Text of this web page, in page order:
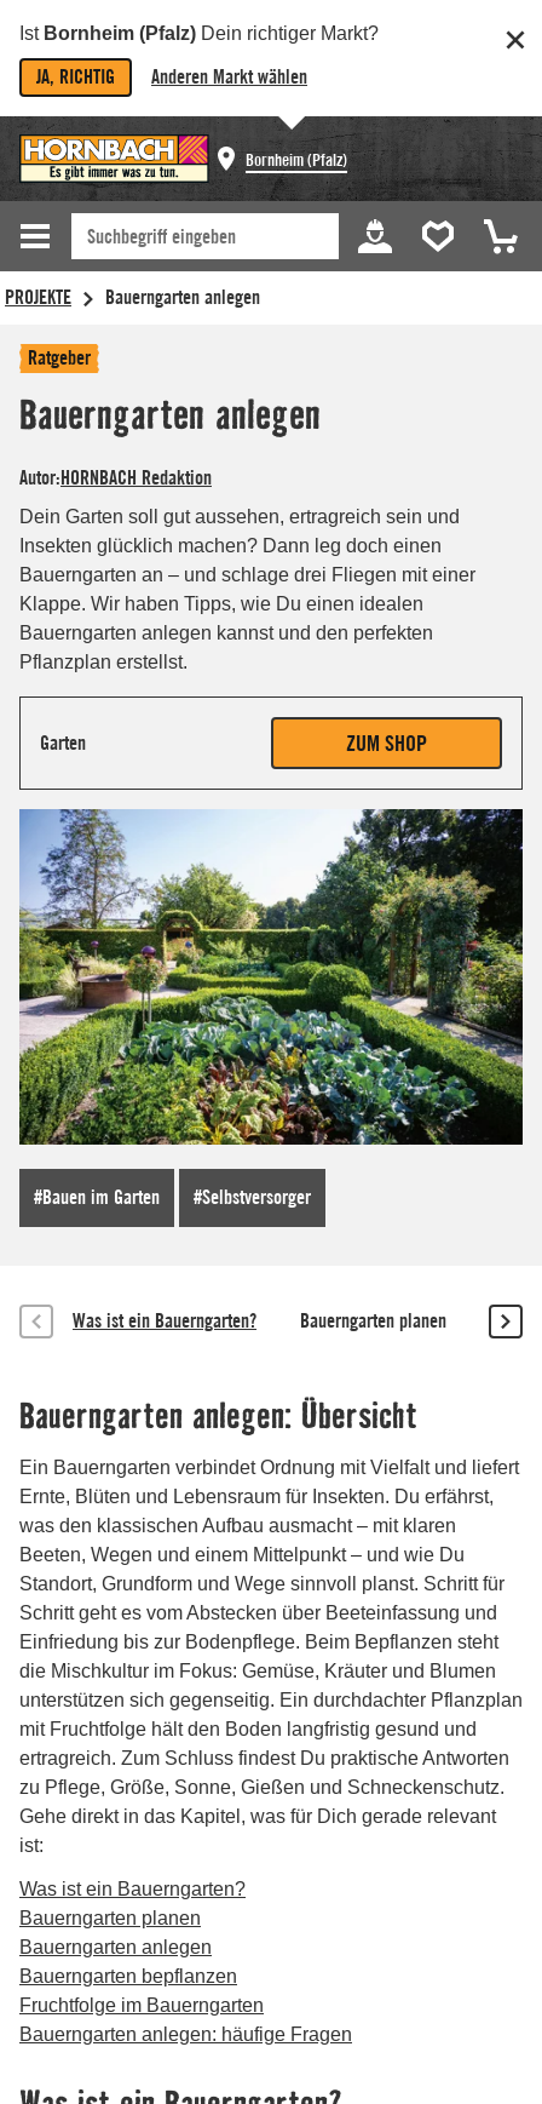
Ist Bornheim (Pfalz) Dein richtiger Markt?
JA, RICHTIG Anderen Markt wählen
Bornheim (Pfalz)